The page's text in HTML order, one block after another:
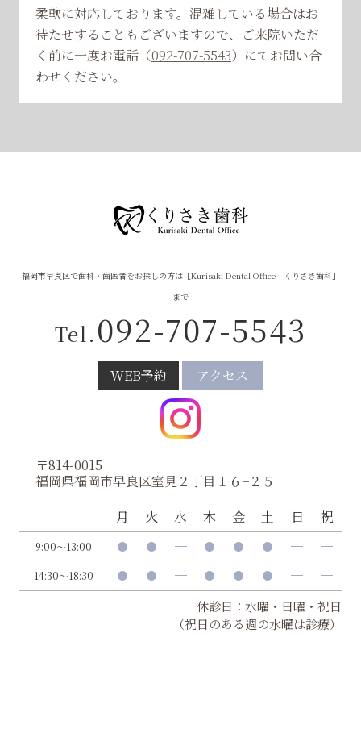
柔軟に対応しております。混雑している場合はお
待たせすることもございますので、ご来院いただ
く前に一度お電話（092-707-5543）にてお問い合
わせください。
福岡市早良区で歯科・歯医者をお探しの方は【Kurisaki Dental Office くりさき歯科】
まで
Tel.092-707-5543
WEB予約 アクセス
〒814-0015
福岡県福岡市早良区室見２丁目１６−２５
月
火 水 木 金 土 日 祝
9:00～13:00
14:30～18:30
休診日：水曜・日曜・祝日
（祝日のある週の水曜は診療）